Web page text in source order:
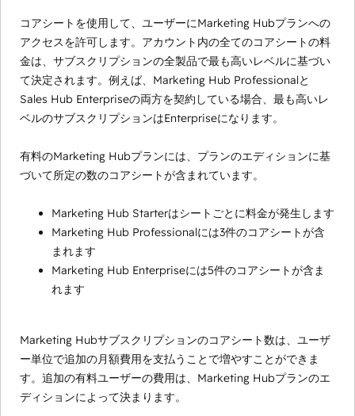
コアシートを使用して、ユーザーにMarketing Hubプランへの
アクセスを許可します。アカウント内の全てのコアシートの料
金は、サブスクリプションの全製品で最も高いレベルに基づい
て決定されます。例えば、Marketing Hub Professionalと
Sales Hub Enterpriseの両方を契約している場合、最も高いレ
ベルのサブスクリプションはEnterpriseになります。
有料のMarketing Hubプランには、プランのエディションに基
づいて所定の数のコアシートが含まれています。
Marketing Hub Starterはシートごとに料金が発生します
Marketing Hub Professionalには3件のコアシートが含
まれます
Marketing Hub Enterpriseには5件のコアシートが含ま
れます
Marketing Hubサブスクリプションのコアシート数は、ユーザ
ー単位で追加の月額費用を支払うことで増やすことができま
す。追加の有料ユーザーの費用は、Marketing Hubプランのエ
ディションによって決まります。